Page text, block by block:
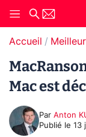
Accueil
Mac est
Par Anton
Publié le 13